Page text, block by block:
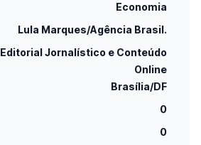
Economia
Lula Marques/Agência Brasil.
Editorial Jornalístico e Conteúdo
Online
Brasília/DF
0
0